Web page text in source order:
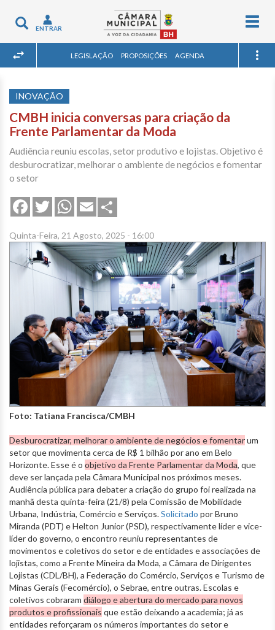
Toggle
navigation
ENTRAR
LEGISLAÇÃO PROPOSIÇÕES AGENDA
INOVAÇÃO
CMBH inicia conversas para criação da
Frente Parlamentar da Moda
Audiência reuniu escolas, setor produtivo e lojistas. Objetivo é
desburocratizar, melhorar o ambiente de negócios e fomentar
o setor
FacebookTwitterWhatsApp
Email
Quinta-Feira, 21 Agosto, 2025 - 16:00
Foto: Tatiana Francisca/CMBH
Desburocratizar, melhorar o ambiente de negócios e fomentarum
setor que movimenta cerca de R$ 1 bilhão por ano em Belo
Horizonte. Esse é o objetivo da Frente Parlamentar da Moda, que
deve ser lançada pela Câmara Municipal nos próximos meses.
Audiência pública para debater a criação do grupo foi realizada na
manhã desta quinta-feira (21/8) pela Comissão de Mobilidade
Urbana, Indústria, Comércio e Serviços.Solicitado por Bruno
Miranda (PDT) e Helton Junior (PSD), respectivamente líder e vice-
líder do governo, o encontro reuniu representantes de
movimentos e coletivos do setor e de entidades e associações de
lojistas, como a Frente Mineira da Moda, a Câmara de Dirigentes
Lojistas (CDL/BH), a Federação do Comércio, Serviços e Turismo de
Minas Gerais (Fecomércio), o Sebrae, entre outras. Escolas e
coletivos cobraram diálogo e abertura do mercado para novos
produtos e profissionais que estão deixando a academia; já as
entidades reforçaram os números importantes do setor e